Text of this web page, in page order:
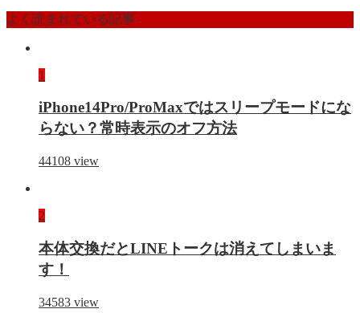
よく読まれている記事
1
iPhone14Pro/ProMaxではスリープモードにな
らない？常時表示のオフ方法
44108 view
2
本体交換だとLINEトークは消えてしまいま
す！
34583 view